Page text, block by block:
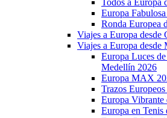
Todos a Europa
Europa
Ronda Europea
Viajes a Europa desde
Viajes a Europa desde
Europa Luces
Medellín 2026
Europa MAX
Trazos
Europa Vibrante
Europa en